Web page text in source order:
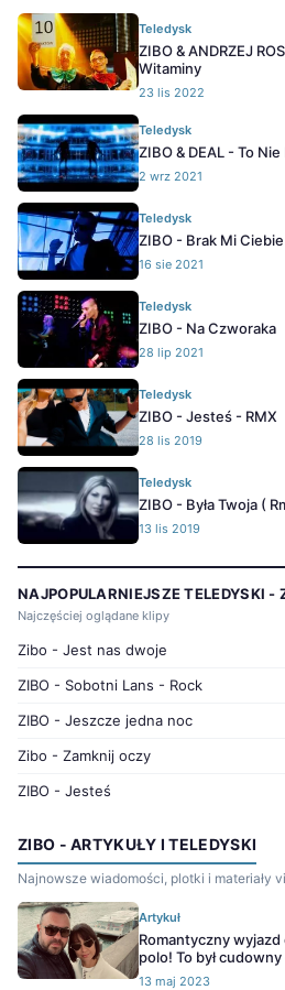
Teledysk
ZIBO & ANDRZEJ
Witaminy
23 lis 2022
Teledysk
ZIBO & DEAL - To Nie
2 wrz 2021
Teledysk
ZIBO - Brak Mi Ciebie
16 sie 2021
Teledysk
ZIBO - Na Czworaka
28 lip 2021
Teledysk
ZIBO - Jesteś - RMX
28 lis 2019
Teledysk
ZIBO - Była Twoja (
13 lis 2019
NAJPOPULARNIEJSZE TELEDYSKI -
Najczęściej oglądane klipy
Zibo - Jest nas dwoje
ZIBO - Sobotni Lans - Rock
ZIBO - Jeszcze jedna noc
Zibo - Zamknij oczy
ZIBO - Jesteś
ZIBO - ARTYKUŁY I TELEDYSKI
Najnowsze wiadomości, plotki i materiały
Artykuł
Romantyczny
polo! To był
13 maj 2023